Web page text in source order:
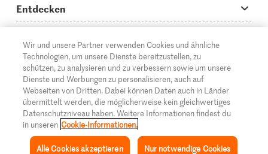
Schnelle & einfache Rezepte
Apéro & Fingerfood
Backen
Rezepte für Familien & Kinder
Alle Rezeptkategorien
How to-Videos
Glossar
Migusto Login
Migusto Printmagazin
Wettbewerbe
Infos zum Kochen mit Migusto
Kontakt
Mediadaten Werbetreibende
Impressum
Rechtliche Hinweise
Entdecken
Supermarkt
Migros Online
Über die Migros
Filialen
Cumulus
© 2026 Migros-Genossenschafts-Bund
DE FR IT
Wir und unsere Partner verwenden Cookies und ähnliche
Technologien, um unsere Dienste bereitzustellen, zu
schützen, zu analysieren und zu verbessern sowie um unsere
Dienste und Werbungen zu personalisieren, auch auf
Webseiten von Dritten. Dabei können Daten auch in Länder
übermittelt werden, die möglicherweise kein gleichwertiges
Datenschutzniveau haben. Weitere Informationen findest du
in unseren Cookie-Informationen.
Nur notwendige Cookies
Alle Cookies akzeptieren